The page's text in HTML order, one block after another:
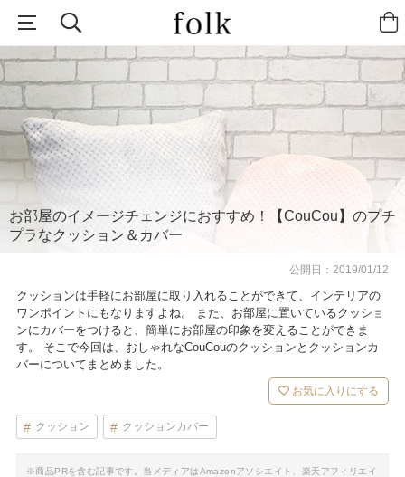
お部屋のイメージチェンジにおすすめ！【CouCou】のプチ
プラなクッション＆カバー
公開日：2019/01/12
クッションは手軽にお部屋に取り入れることができて、インテリアの
ワンポイントにもなりますよね。 また、お部屋に置いているクッショ
ンにカバーをつけると、簡単にお部屋の印象を変えることができま
す。 そこで今回は、おしゃれなCouCouのクッションとクッションカ
バーについてまとめました。
お気に入りにする
クッション クッションカバー
※商品PRを含む記事です。当メディアはAmazonアソシエイト、楽天アフィリエイ